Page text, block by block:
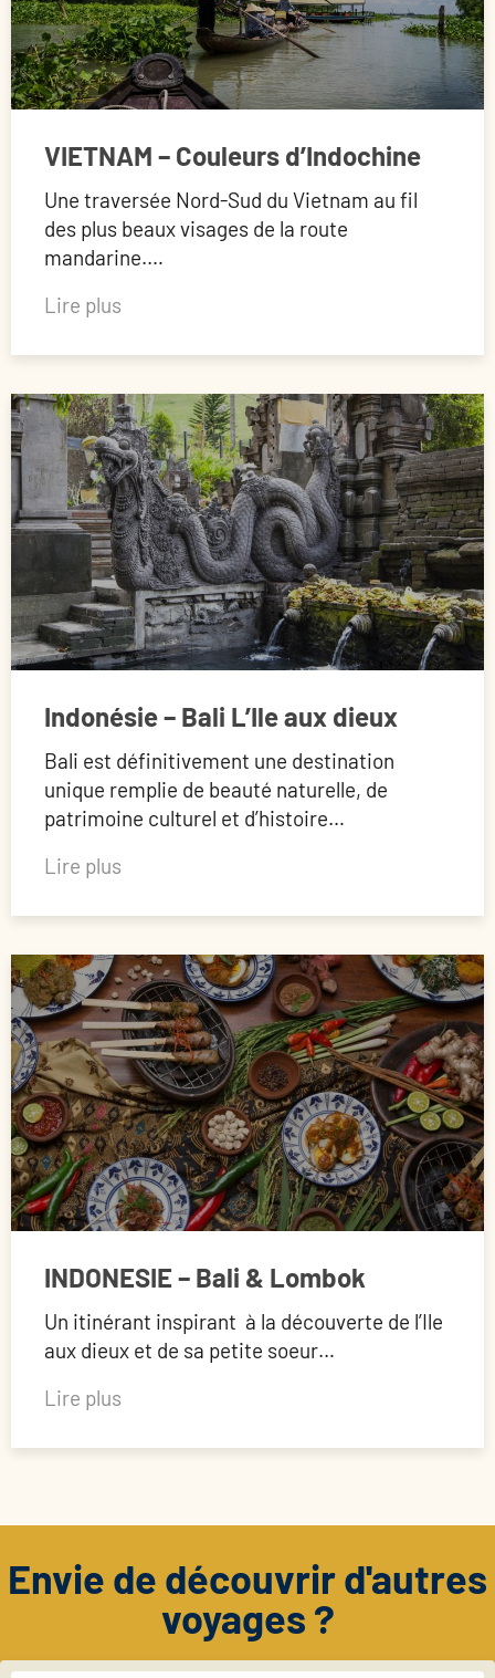
VIETNAM – Couleurs d’Indochine
Une traversée Nord-Sud du Vietnam au fil
des plus beaux visages de la route
mandarine.…
Lire plus
Indonésie – Bali L’Ile aux dieux
Bali est définitivement une destination
unique remplie de beauté naturelle, de
patrimoine culturel et d’histoire…
Lire plus
INDONESIE – Bali & Lombok
Un itinérant inspirant à la découverte de l’Ile
aux dieux et de sa petite soeur…
Lire plus
Envie de découvrir d'autres
voyages ?